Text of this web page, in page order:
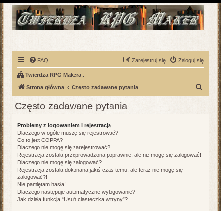
FAQ Zaloguj się
Zarejestruj się
Twierdza RPG Makera::
Strona główna Często zadawane pytania
Często zadawane pytania
Problemy z logowaniem i rejestracją
Dlaczego w ogóle muszę się rejestrować?
Co to jest COPPA?
Dlaczego nie mogę się zarejestrować?
Rejestracja została przeprowadzona poprawnie, ale nie mogę się zalogować!
Dlaczego nie mogę się zalogować?
Rejestracja została dokonana jakiś czas temu, ale teraz nie mogę się
zalogować?!
Nie pamiętam hasła!
Dlaczego następuje automatyczne wylogowanie?
Jak działa funkcja “Usuń ciasteczka witryny”?